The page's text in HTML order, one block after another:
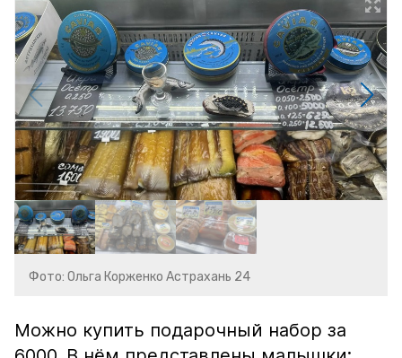
Фото: Ольга Корженко Астрахань 24
Можно купить подарочный набор за